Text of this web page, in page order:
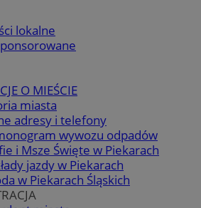
lokalne
O MIEŚCIE
miasta
adresy i telefony
wywozu odpadów
i Msze Święte w Piekarach
jazdy w Piekarach
w Piekarach Śląskich